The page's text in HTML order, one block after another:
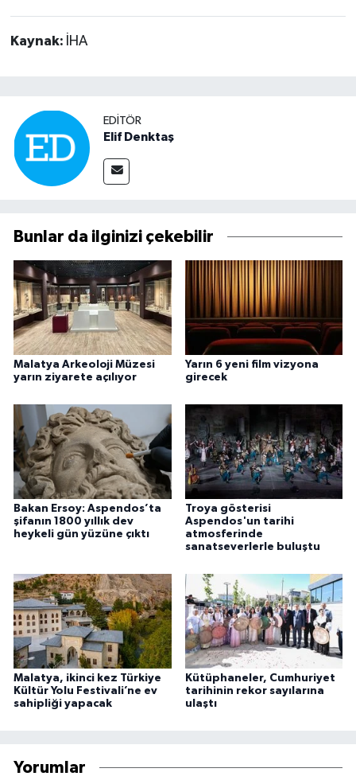
Kaynak: İHA
EDITÖR
Elif Denktaş
Bunlar da ilginizi çekebilir
Malatya Arkeoloji Müzesi
yarın ziyarete açılıyor
Yarın 6 yeni film vizyona
girecek
Bakan Ersoy: Aspendos’ta
şifanın 1800 yıllık dev
heykeli gün yüzüne çıktı
Troya gösterisi
Aspendos'un tarihi
atmosferinde
sanatseverlerle buluştu
Malatya, ikinci kez Türkiye
Kültür Yolu Festivali’ne ev
sahipliği yapacak
Kütüphaneler, Cumhuriyet
tarihinin rekor sayılarına
ulaştı
Yorumlar